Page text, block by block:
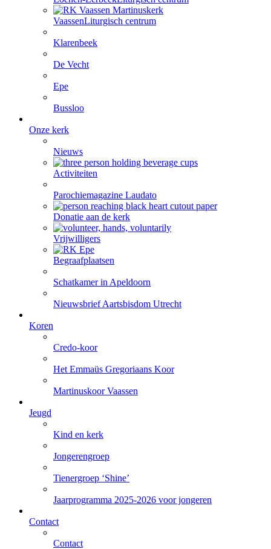
VaassenLiturgisch centrum
Klarenbeek
De Vecht
Epe
Bussloo
Onze kerk
Nieuws
Activiteiten
Parochiemagazine Laudato
Donatie aan de kerk
Vrijwilligers
Begraafplaatsen
Schatkamer in Apeldoorn
Nieuwsbrief Aartsbisdom Utrecht
Koren
Credo-koor
Het Emmaüs Gregoriaans Koor
Martinuskoor Vaassen
Jeugd
Kind en kerk
Jongerengroep
Tienergroep ‘Shine’
Jaarprogramma 2025-2026 voor jongeren
Contact
Contact